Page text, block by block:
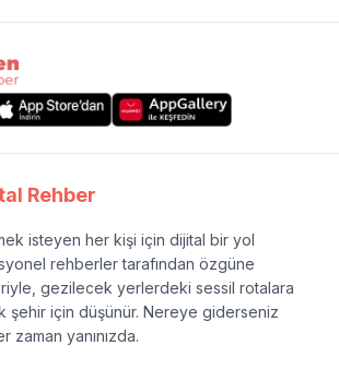
Rehber
isteyen her kişi için dijital bir yol
rehberler tarafından özgüne
gezilecek yerlerdeki sessil rotalara
şehir için düşünür. Nereye giderseniz
zaman yanınızda.